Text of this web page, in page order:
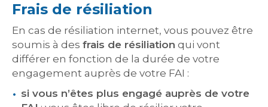
Frais de résiliation
En cas de résiliation internet, vous pouvez être
soumis à des frais de résiliation qui vont
différer en fonction de la durée de votre
engagement auprès de votre FAI :
si vous n’êtes plus engagé auprès de votre